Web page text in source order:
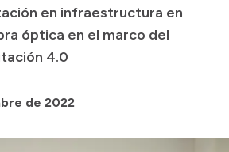
proveedores
en infraestructura en
óptica en el marco del
4.0
de 2022